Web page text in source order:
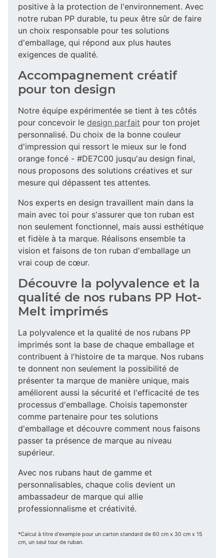
positive à la protection de l'environnement. Avec
notre ruban PP durable, tu peux être sûr de faire
un choix responsable pour tes solutions
d'emballage, qui répond aux plus hautes
exigences de qualité.
Accompagnement créatif
pour ton design
Notre équipe expérimentée se tient à tes côtés
pour concevoir le design parfait pour ton projet
personnalisé. Du choix de la bonne couleur
d'impression qui ressort le mieux sur le fond
orange foncé - #DE7C00 jusqu'au design final,
nous proposons des solutions créatives et sur
mesure qui dépassent tes attentes.
Nos experts en design travaillent main dans la
main avec toi pour s'assurer que ton ruban est
non seulement fonctionnel, mais aussi esthétique
et fidèle à ta marque. Réalisons ensemble ta
vision et faisons de ton ruban d'emballage un
vrai coup de cœur.
Découvre la polyvalence et la
qualité de nos rubans PP Hot-
Melt imprimés
La polyvalence et la qualité de nos rubans PP
imprimés sont la base de chaque emballage et
contribuent à l'histoire de ta marque. Nos rubans
te donnent non seulement la possibilité de
présenter ta marque de manière unique, mais
améliorent aussi la sécurité et l'efficacité de tes
processus d'emballage. Choisis tapemonster
comme partenaire pour tes solutions
d'emballage et découvre comment nous faisons
passer ta présence de marque au niveau
supérieur.
Avec nos rubans haut de gamme et
personnalisables, chaque colis devient un
ambassadeur de marque qui allie
professionnalisme et créativité.
*Calcul à titre d'exemple pour un carton standard de 60 cm x 30 cm x 15
cm, un seul tour de ruban.